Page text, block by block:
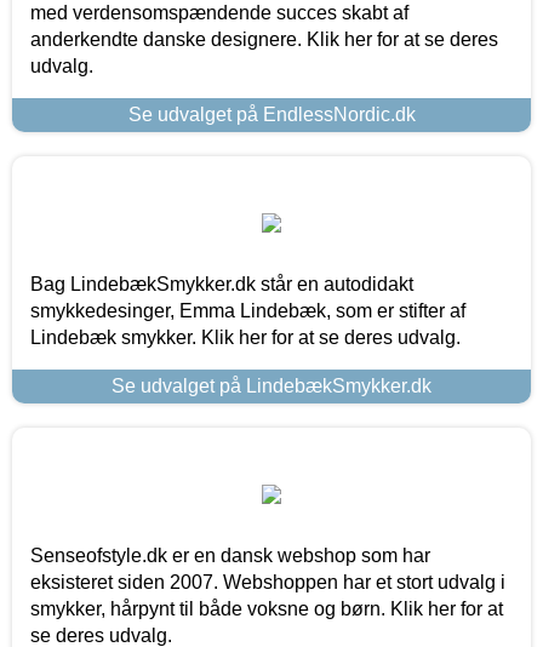
med verdensomspændende succes skabt af
anderkendte danske designere. Klik her for at se deres
udvalg.
Se udvalget på EndlessNordic.dk
Bag LindebækSmykker.dk står en autodidakt
smykkedesinger, Emma Lindebæk, som er stifter af
Lindebæk smykker. Klik her for at se deres udvalg.
Se udvalget på LindebækSmykker.dk
Senseofstyle.dk er en dansk webshop som har
eksisteret siden 2007. Webshoppen har et stort udvalg i
smykker, hårpynt til både voksne og børn. Klik her for at
se deres udvalg.